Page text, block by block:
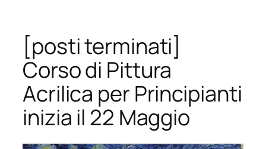
[posti terminati]
Corso di Pittura
Acrilica per Principianti
inizia il 22 Maggio